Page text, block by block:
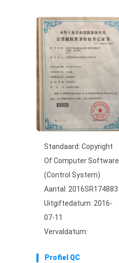
Standaard: Copyright
Of Computer Software
(Control System)
Aantal: 2016SR174883
Uitgiftedatum: 2016-
07-11
Vervaldatum:
Profiel QC